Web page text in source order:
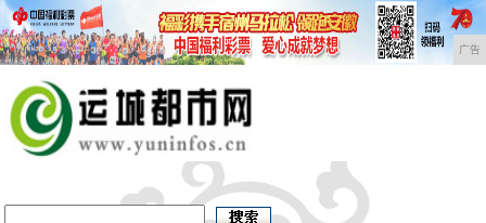
广告